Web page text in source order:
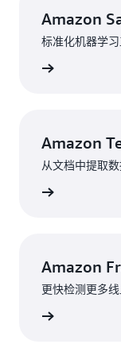
Amazon
标准化机器学
Amazon
从文档中提取
Amazon
更快检测更多